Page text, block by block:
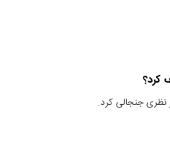
کرد؟
نظری جنجالی کرد.